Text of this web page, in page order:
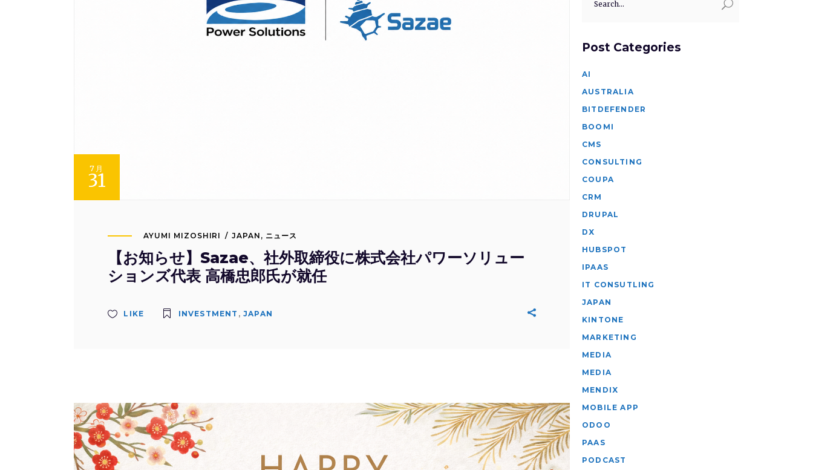
7月
31
AYUMI MIZOSHIRI JAPAN , ニュース
【お知らせ】Sazae、社外取締役に株式会社パワーソリュー
ションズ代表 高橋忠郎氏が就任
LIKE INVESTMENT ,JAPAN
for:
Post Categories
AI
AUSTRALIA
BITDEFENDER
BOOMI
CMS
CONSULTING
COUPA
CRM
DRUPAL
DX
HUBSPOT
IPAAS
IT CONSUTLING
JAPAN
KINTONE
MARKETING
MEDIA
MEDIA
MENDIX
MOBILE APP
ODOO
PAAS
PODCAST